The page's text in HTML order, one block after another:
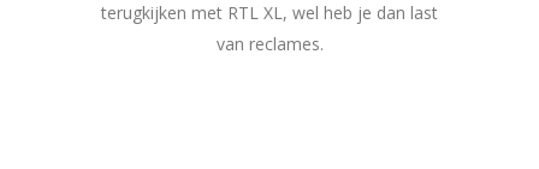
terugkijken met RTL XL, wel heb je dan last
van reclames.